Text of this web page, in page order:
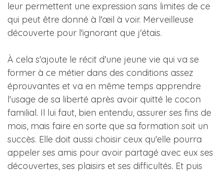
leur permettent une expression sans limites de ce
qui peut être donné à l'œil à voir. Merveilleuse
découverte pour l'ignorant que j'étais.
À cela s'ajoute le récit d'une jeune vie qui va se
former à ce métier dans des conditions assez
éprouvantes et va en même temps apprendre
l'usage de sa liberté après avoir quitté le cocon
familial. Il lui faut, bien entendu, assurer ses fins de
mois, mais faire en sorte que sa formation soit un
succès. Elle doit aussi choisir ceux qu'elle pourra
appeler ses amis pour avoir partagé avec eux ses
découvertes, ses plaisirs et ses difficultés. Et puis